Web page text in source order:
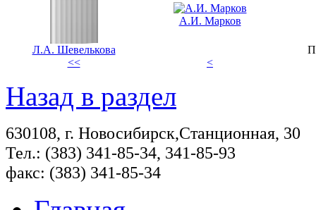
Л.А. Шевелькова
А.И. Марков
<<
<
Назад в раздел
630108, г. Новосибирск,Станционная, 30
Тел.: (383) 341-85-34, 341-85-93
факс: (383) 341-85-34